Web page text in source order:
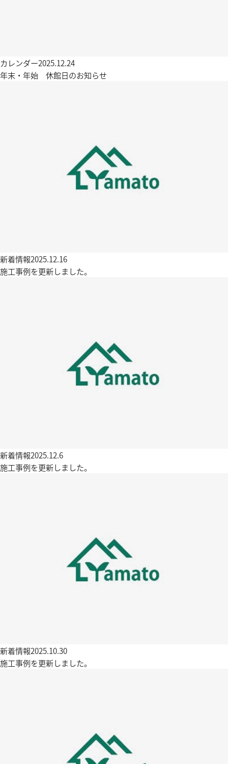
カレンダー2025.12.24
年末・年始 休館日のお知らせ
新着情報2025.12.16
施工事例を更新しました。
新着情報2025.12.6
施工事例を更新しました。
新着情報2025.10.30
施工事例を更新しました。